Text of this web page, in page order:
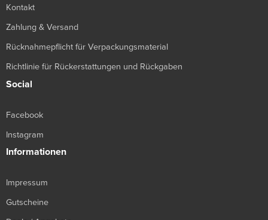
Kontakt
Zahlung & Versand
Rücknahmepflicht für Verpackungsmaterial
Richtlinie für Rückerstattungen und Rückgaben
Social
Facebook
Instagram
Informationen
Impressum
Gutscheine